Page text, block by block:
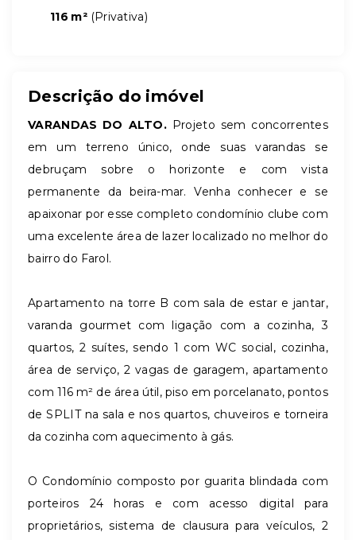
116 m² (Privativa)
Descrição do imóvel
VARANDAS DO ALTO. Projeto sem concorrentes
em um terreno único, onde suas varandas se
debruçam sobre o horizonte e com vista
permanente da beira-mar. Venha conhecer e se
apaixonar por esse completo condomínio clube com
uma excelente área de lazer localizado no melhor do
bairro do Farol.
Apartamento na torre B com sala de estar e jantar,
varanda gourmet com ligação com a cozinha, 3
quartos, 2 suítes, sendo 1 com WC social, cozinha,
área de serviço, 2 vagas de garagem, apartamento
com 116 m² de área útil, piso em porcelanato, pontos
de SPLIT na sala e nos quartos, chuveiros e torneira
da cozinha com aquecimento à gás.
O Condomínio composto por guarita blindada com
porteiros 24 horas e com acesso digital para
proprietários, sistema de clausura para veículos, 2